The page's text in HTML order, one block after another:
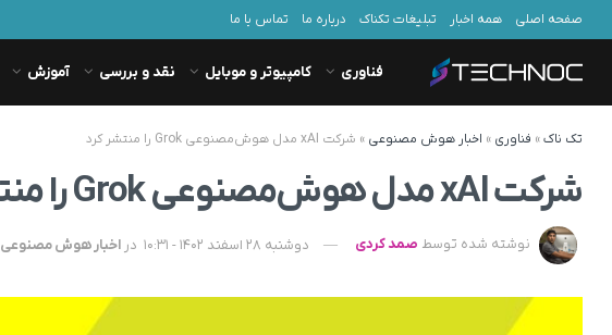
صفحه اصلی همه اخبار تبلیغات تکناک درباره ما تماس با ما
فناوری کامپیوتر و موبایل نقد و بررسی آموزش
تک ناک» فناوری » اخبار هوش مصنوعی » شرکت xAI مدل هوش‌مصنوعی Grok را منتشر کرد
شرکت xAI مدل هوش‌مصنوعی Grok را منتشر کرد
نوشته شده توسط صمد کردی دوشنبه 28 اسفند 1402 - 10:31 در اخبار هوش مصنوعی